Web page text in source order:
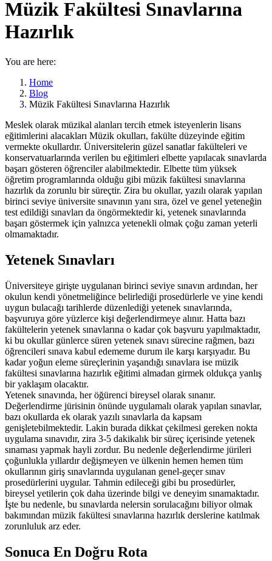
Müzik Fakültesi Sınavlarına
Hazırlık
You are here:
Home
Blog
Müzik Fakültesi Sınavlarına Hazırlık
Meslek olarak müzikal alanları tercih etmek isteyenlerin lisans
eğitimlerini alacakları Müzik okulları, fakülte düzeyinde eğitim
vermekte okullardır. Üniversitelerin güzel sanatlar fakülteleri ve
konservatuarlarında verilen bu eğitimleri elbette yapılacak sınavlarda
başarı gösteren öğrenciler alabilmektedir. Elbette tüm yüksek
öğretim programlarında olduğu gibi müzik fakültesi sınavlarına
hazırlık da zorunlu bir süreçtir. Zira bu okullar, yazılı olarak yapılan
birinci seviye üniversite sınavının yanı sıra, özel ve genel yeteneğin
test edildiği sınavları da öngörmektedir ki, yetenek sınavlarında
başarı göstermek için yalnızca yetenekli olmak çoğu zaman yeterli
olmamaktadır.
Yetenek Sınavları
Üniversiteye girişte uygulanan birinci seviye sınavın ardından, her
okulun kendi yönetmeliğince belirlediği prosedürlerle ve yine kendi
uygun bulacağı tarihlerde düzenlediği yetenek sınavlarında,
başvuruya göre yüzlerce kişi değerlendirmeye alınır. Hatta bazı
fakültelerin yetenek sınavlarına o kadar çok başvuru yapılmaktadır,
ki bu okullar günlerce süren yetenek sınavı sürecine rağmen, bazı
öğrencileri sınava kabul edememe durum ile karşı karşıyadır. Bu
kadar yoğun eleme süreçlerinin yaşandığı sınavlara ise müzik
fakültesi sınavlarına hazırlık eğitimi almadan girmek oldukça yanlış
bir yaklaşım olacaktır.
Yetenek sınavında, her öğürenci bireysel olarak sınanır.
Değerlendirme jürisinin önünde uygulamalı olarak yapılan sınavlar,
bazı okullarda ek olarak yazılı sınavlarla da kapsam
genişletebilmektedir. Lakin burada dikkat çekilmesi gereken nokta
uygulama sınavıdır, zira 3-5 dakikalık bir süreç içerisinde yetenek
sınaması yapmak hayli zordur. Bu nedenle değerlendirme jürileri
çoğunlukla yıllardır değişmeyen ve ülkenin hemen hemen tüm
okullarının giriş sınavlarında uygulanan genel-geçer sınav
prosedürlerini uygular. Tahmin edileceği gibi bu prosedürler,
bireysel yetilerin çok daha üzerinde bilgi ve deneyim sınamaktadır.
İşte bu nedenle, bu sınavlarda nelersin sorulacağını biliyor olmak
bakımından müzik fakültesi sınavlarına hazırlık derslerine katılmak
zorunluluk arz eder.
Sonuca En Doğru Rota